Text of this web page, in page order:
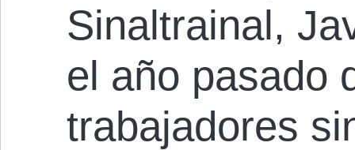
Sinaltrainal,
el año pasado
trabajadores